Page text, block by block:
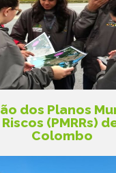
dos Planos
(PMRRs)
Colombo​